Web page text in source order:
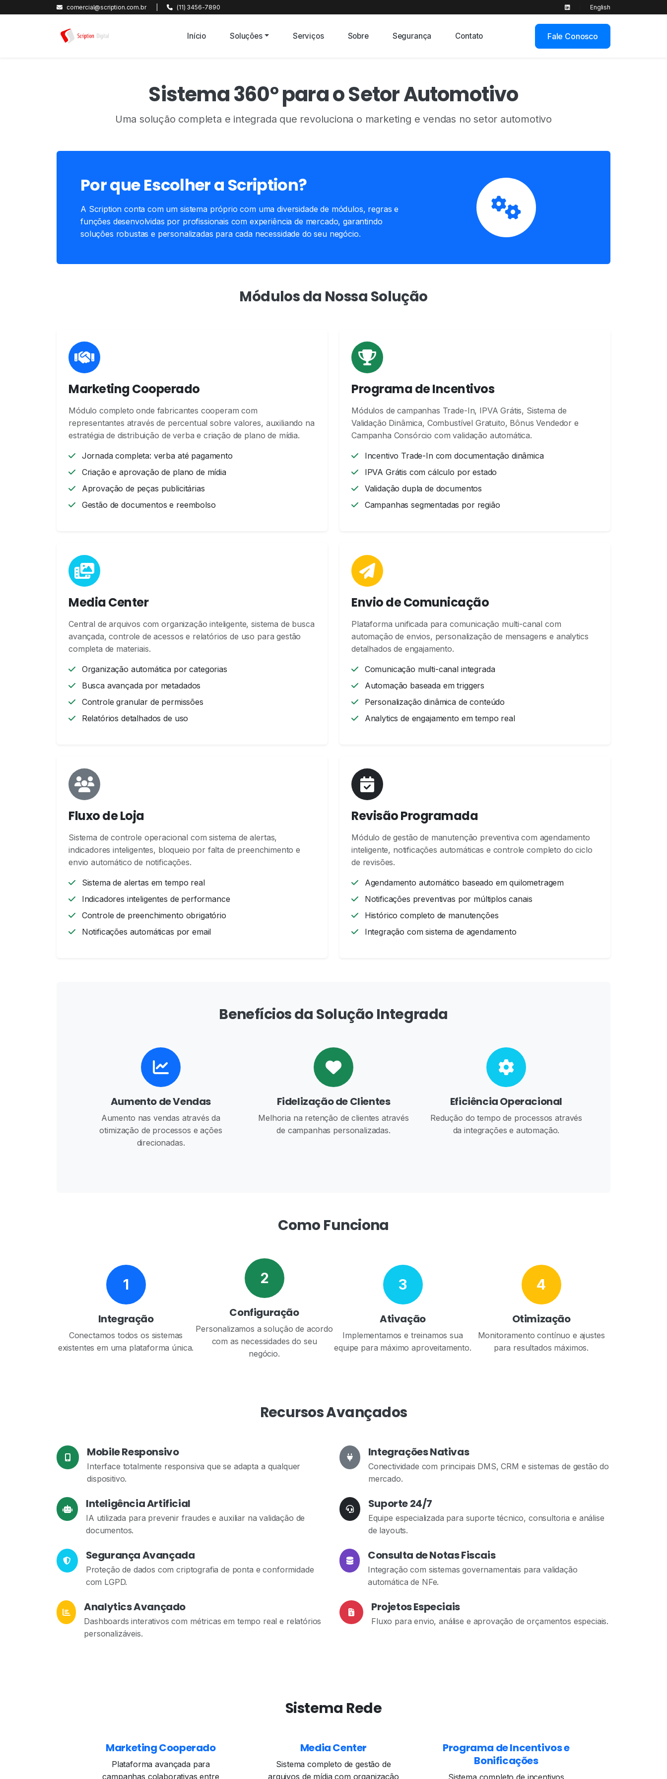
comercial@scription.com.br (11) 3456-7890 English
Início Soluções Serviços Sobre Segurança Contato Fale Conosco
Sistema 360° para o Setor Automotivo
Uma solução completa e integrada que revoluciona o marketing e vendas no setor automotivo
Por que Escolher a Scription?
A Scription conta com um sistema próprio com uma diversidade de módulos, regras e
funções desenvolvidas por profissionais com experiência de mercado, garantindo
soluções robustas e personalizadas para cada necessidade do seu negócio.
Módulos da Nossa Solução
Marketing Cooperado
Módulo completo onde fabricantes cooperam com
representantes através de percentual sobre valores, auxiliando na
estratégia de distribuição de verba e criação de plano de mídia.
Jornada completa: verba até pagamento
Criação e aprovação de plano de mídia
Aprovação de peças publicitárias
Gestão de documentos e reembolso
Programa de Incentivos
Módulos de campanhas Trade-In, IPVA Grátis, Sistema de
Validação Dinâmica, Combustível Gratuito, Bônus Vendedor e
Campanha Consórcio com validação automática.
Incentivo Trade-In com documentação dinâmica
IPVA Grátis com cálculo por estado
Validação dupla de documentos
Campanhas segmentadas por região
Media Center
Central de arquivos com organização inteligente, sistema de busca
avançada, controle de acessos e relatórios de uso para gestão
completa de materiais.
Organização automática por categorias
Busca avançada por metadados
Controle granular de permissões
Relatórios detalhados de uso
Envio de Comunicação
Plataforma unificada para comunicação multi-canal com
automação de envios, personalização de mensagens e analytics
detalhados de engajamento.
Comunicação multi-canal integrada
Automação baseada em triggers
Personalização dinâmica de conteúdo
Analytics de engajamento em tempo real
Fluxo de Loja
Sistema de controle operacional com sistema de alertas,
indicadores inteligentes, bloqueio por falta de preenchimento e
envio automático de notificações.
Sistema de alertas em tempo real
Indicadores inteligentes de performance
Controle de preenchimento obrigatório
Notificações automáticas por email
Revisão Programada
Módulo de gestão de manutenção preventiva com agendamento
inteligente, notificações automáticas e controle completo do ciclo
de revisões.
Agendamento automático baseado em quilometragem
Notificações preventivas por múltiplos canais
Histórico completo de manutenções
Integração com sistema de agendamento
Benefícios da Solução Integrada
Aumento de Vendas
Aumento nas vendas através da
otimização de processos e ações
direcionadas.
Fidelização de Clientes
Melhoria na retenção de clientes através
de campanhas personalizadas.
Eficiência Operacional
Redução do tempo de processos através
da integrações e automação.
Como Funciona
1
Integração
Conectamos todos os sistemas
existentes em uma plataforma única.
2
Configuração
Personalizamos a solução de acordo
com as necessidades do seu
negócio.
3
Ativação
Implementamos e treinamos sua
equipe para máximo aproveitamento.
4
Otimização
Monitoramento contínuo e ajustes
para resultados máximos.
Recursos Avançados
Mobile Responsivo
Interface totalmente responsiva que se adapta a qualquer
dispositivo.
Inteligência Artificial
IA utilizada para prevenir fraudes e auxiliar na validação de
documentos.
Segurança Avançada
Proteção de dados com criptografia de ponta e conformidade
com LGPD.
Analytics Avançado
Dashboards interativos com métricas em tempo real e relatórios
personalizáveis.
Integrações Nativas
Conectividade com principais DMS, CRM e sistemas de gestão do
mercado.
Suporte 24/7
Equipe especializada para suporte técnico, consultoria e análise
de layouts.
Consulta de Notas Fiscais
Integração com sistemas governamentais para validação
automática de NFe.
Projetos Especiais
Fluxo para envio, análise e aprovação de orçamentos especiais.
Sistema Rede
Marketing Cooperado
Plataforma avançada para
campanhas colaborativas entre
Media Center
Sistema completo de gestão de
arquivos de mídia com organização
Programa de Incentivos e
Bonificações
Sistema completo de incentivos